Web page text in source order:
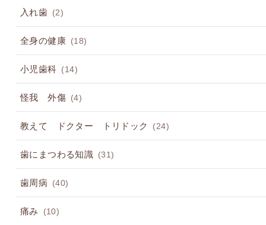
入れ歯 (2)
全身の健康 (18)
小児歯科 (14)
怪我 外傷 (4)
教えて ドクター トリドック (24)
歯にまつわる知識 (31)
歯周病 (40)
痛み (10)